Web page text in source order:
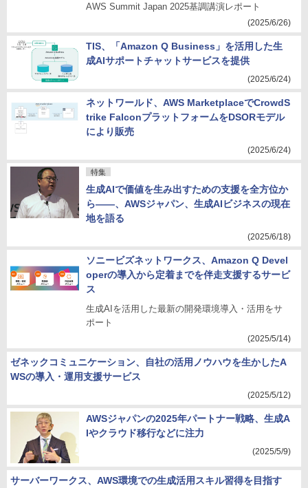
AWS Summit Japan 2025基調講演レポート
(2025/6/26)
TIS、「Amazon Q Business」を活用した生
成AIサポートチャットサービスを提供
(2025/6/24)
ネットワールド、AWS MarketplaceでCrowdS
trike FalconプラットフォームをDSORモデル
により販売
(2025/6/24)
特集
生成AIで価値を生み出すための支援を全方位か
ら――、AWSジャパン、生成AIビジネスの現在
地を語る
(2025/6/18)
ソニービズネットワークス、Amazon Q Devel
operの導入から定着までを伴走支援するサービ
ス
生成AIを活用した最新の開発環境導入・活用をサ
ポート
(2025/5/14)
ゼネックコミュニケーション、自社の活用ノウハウを生かしたA
WSの導入・運用支援サービス
(2025/5/12)
AWSジャパンの2025年パートナー戦略、生成A
Iやクラウド移行などに注力
(2025/5/9)
サーバーワークス、AWS環境での生成活用スキル習得を目指す